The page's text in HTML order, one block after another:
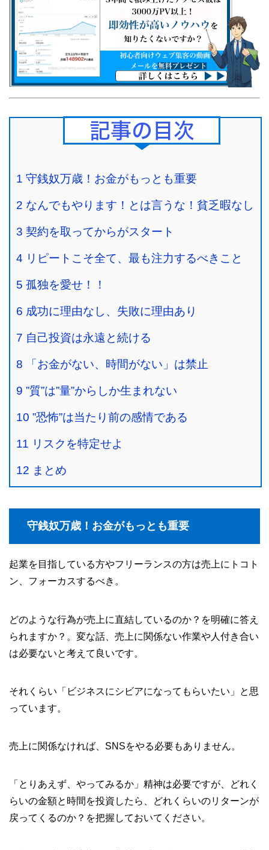
Contents
1 守銭奴万歳！お金がもっとも重要
2 なんでもやります！とは言うな！貧乏暇なし
3 契約を取ってからがスタート
4 リピートこそ全て、最も注力するべきこと
5 孤独を愛せ！！
6 成功に理由なし、失敗に理由あり
7 自己投資は永遠と続ける
8 「お金がない、時間がない」は禁止
9 ”質”は”量”からしか生まれない
10 ”恐怖”は当たり前の感情である
11 リスクを特定せよ
12 まとめ
守銭奴万歳！お金がもっとも重要
起業を目指している方やフリーランスの方は売上にトコト
ン、フォーカスするべき。
どのような行為が売上に直結しているのか？を明確に答え
られますか？。変な話、売上に関係ない作業や人付き合い
は必要ないと考えて良いです。
それくらい「ビジネスにシビアになってもらいたい」と思
っています。
売上に関係なければ、SNSをやる必要もありません。
「とりあえず、やってみるか」精神は必要ですが、どれく
らいの金額と時間を投資したら、どれくらいのリターンが
戻ってくるのか？を把握しておいてください。